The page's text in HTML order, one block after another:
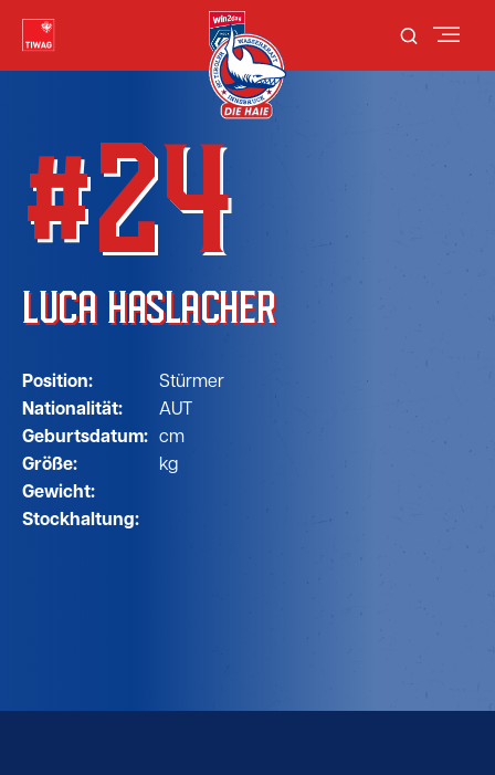
Position:
Nationalität:
Geburtsdatum:
Größe:
Gewicht:
Stockhaltung:
Stürmer
AUT
cm
kg
#24
LUCA HASLACHER